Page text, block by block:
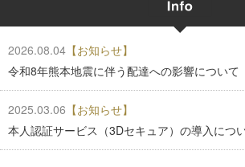
2026.08.04 【お知らせ】
令和8年熊本地震に伴う配達への影響について
2025.03.06 【お知らせ】
本人認証サービス（3Dセキュア）の導入につ